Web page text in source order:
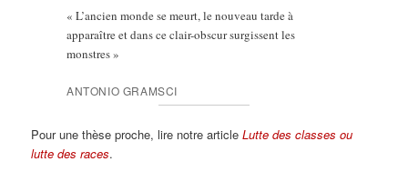
« L’ancien monde se meurt, le nouveau tarde à
apparaître et dans ce clair-obscur surgissent les
monstres »
ANTONIO GRAMSCI
Pour une thèse proche, lire notre articleLutte des classes ou
lutte des races.